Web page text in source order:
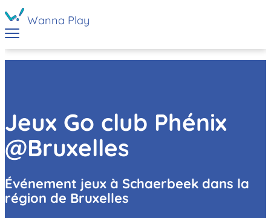
Wanna Play
Jeux Go club Phénix
@Bruxelles
Événement jeux à Schaerbeek dans la
région de Bruxelles